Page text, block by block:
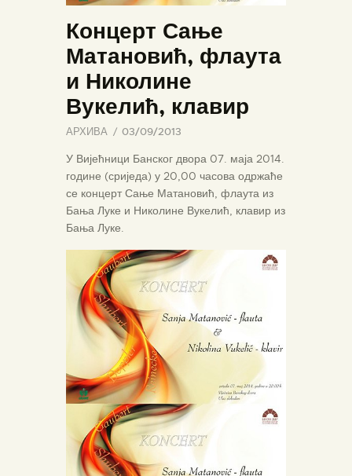
Концерт Сање
Матановић, флаута
и Николине
Вукелић, клавир
АРХИВА 03/09/2013
У Вијећници Банског двора 07. маја 2014.
године (сриједа) у 20,00 часова одржаће
се концерт Сање Матановић, флаута из
Бања Луке и Николине Вукелић, клавир из
Бања Луке.